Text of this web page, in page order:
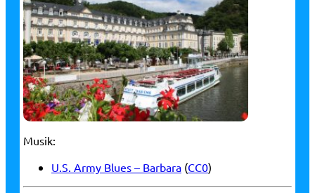
Musik:
U.S. Army Blues – Barbara (CC0)